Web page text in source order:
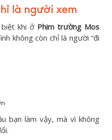
là người xem
biệt khi ở Phim trường Mos
không còn chỉ là người “đi
bạn làm vậy, mà vì không